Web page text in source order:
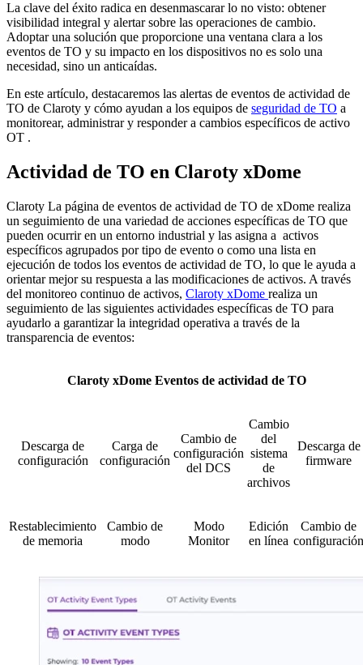
La clave del éxito radica en desenmascarar lo no visto: obtener
visibilidad integral y alertar sobre las operaciones de cambio.
Adoptar una solución que proporcione una ventana clara a los
eventos de TO y su impacto en los dispositivos no es solo una
necesidad, sino un anticaídas.
En este artículo, destacaremos las alertas de eventos de actividad de
TO de Claroty y cómo ayudan a los equipos de seguridad de TO a
monitorear, administrar y responder a cambios específicos de activo
OT .
Actividad de TO en Claroty xDome
Claroty La página de eventos de actividad de TO de xDome realiza
un seguimiento de una variedad de acciones específicas de TO que
pueden ocurrir en un entorno industrial y las asigna a activos
específicos agrupados por tipo de evento o como una lista en
ejecución de todos los eventos de actividad de TO, lo que le ayuda a
orientar mejor su respuesta a las modificaciones de activos. A través
del monitoreo continuo de activos, Claroty xDome realiza un
seguimiento de las siguientes actividades específicas de TO para
ayudarlo a garantizar la integridad operativa a través de la
transparencia de eventos:
Claroty xDome Eventos de actividad de TO
Descarga de
configuración
Carga de
configuración
Cambio de
configuración
del DCS
Cambio
del
sistema
de
archivos
Descarga de
firmware
Restablecimiento
de memoria
Cambio de
modo
Modo
Monitor
Edición
en línea
Cambio de
configuración